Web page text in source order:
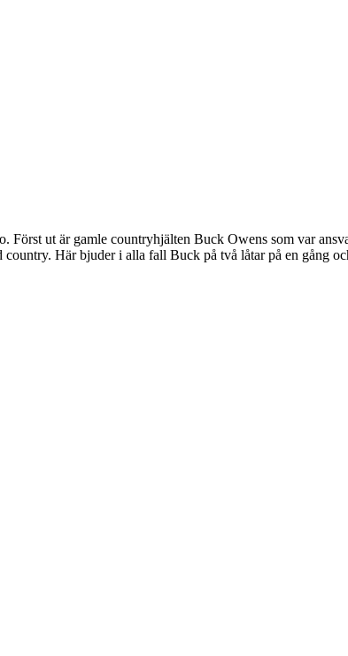
ut är gamle countryhjälten Buck Owens som var
Här bjuder i alla fall Buck på två låtar på en gång